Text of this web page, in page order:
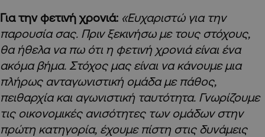
Για την φετινή χρονιά: «Ευχαριστώ για την
παρουσία σας. Πριν ξεκινήσω με τους στόχους,
θα ήθελα να πω ότι η φετινή χρονιά είναι ένα
ακόμα βήμα. Στόχος μας είναι να κάνουμε μια
πλήρως ανταγωνιστική ομάδα με πάθος,
πειθαρχία και αγωνιστική ταυτότητα. Γνωρίζουμε
τις οικονομικές ανισότητες των ομάδων στην
πρώτη κατηγορία, έχουμε πίστη στις δυνάμεις